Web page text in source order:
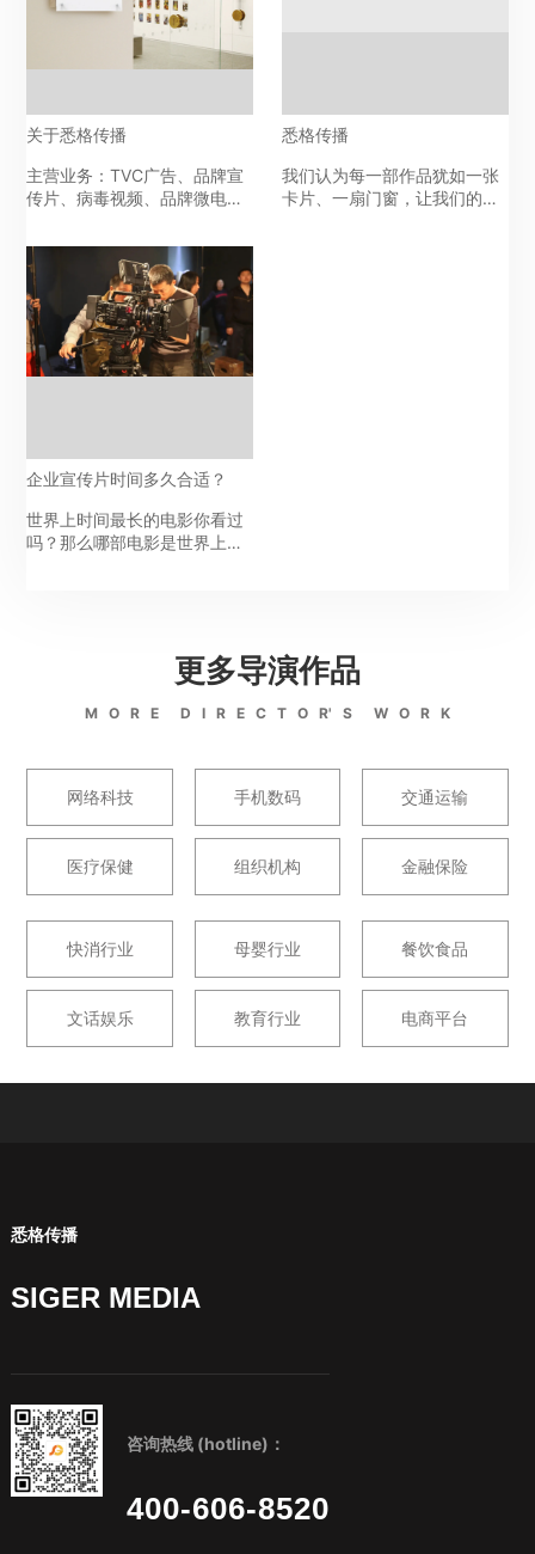
关于悉格传播
主营业务：TVC广告、品牌宣
传片、病毒视频、品牌微电
我们擅长多元化的视频创作方
式，通过对内容品质与审美的
坚持，汇聚了一批业内优秀的
创意、导演、制作及营销人
才，能为品牌提供视频内容制
作+整合营销的一站式品牌视
频解决方案，助力客...
悉格传播
我们认为每一部作品犹如一张
卡片、一扇门窗，让我们的受
企业宣传片时间多久合适？
世界上时间最长的电影你看过
吗？那么哪部电影是世界上最
是世界上最长的电影，已经被
入载吉尼斯世界纪录，这部电
达到87小时，...
更多导演作品
M O R E D I R E C T O R' S W O R K
网络科技 手机数码 交通运输
医疗保健 组织机构 金融保险
快消行业 母婴行业 餐饮食品
文话娱乐 教育行业 电商平台
悉格传播
SIGER MEDIA
咨询热线 (hotline)：
400-606-8520